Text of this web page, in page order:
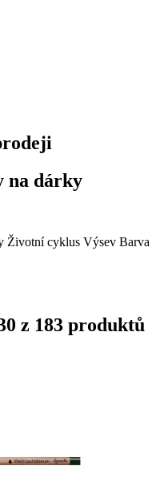
na dárky
Životní cyklus Výsev Barva
z 183 produktů